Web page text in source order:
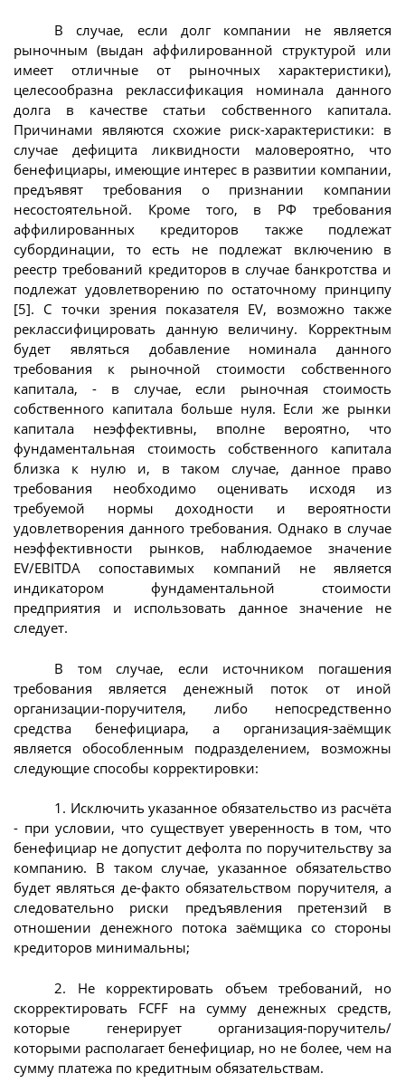
В случае, если долг компании не является
рыночным (выдан аффилированной структурой или
имеет отличные от рыночных характеристики),
целесообразна реклассификация номинала данного
долга в качестве статьи собственного капитала.
Причинами являются схожие риск-характеристики: в
случае дефицита ликвидности маловероятно, что
бенефициары, имеющие интерес в развитии компании,
предъявят требования о признании компании
несостоятельной. Кроме того, в РФ требования
аффилированных кредиторов также подлежат
субординации, то есть не подлежат включению в
реестр требований кредиторов в случае банкротства и
подлежат удовлетворению по остаточному принципу
[5]. С точки зрения показателя EV, возможно также
реклассифицировать данную величину. Корректным
будет являться добавление номинала данного
требования к рыночной стоимости собственного
капитала, - в случае, если рыночная стоимость
собственного капитала больше нуля. Если же рынки
капитала неэффективны, вполне вероятно, что
фундаментальная стоимость собственного капитала
близка к нулю и, в таком случае, данное право
требования необходимо оценивать исходя из
требуемой нормы доходности и вероятности
удовлетворения данного требования. Однако в случае
неэффективности рынков, наблюдаемое значение
EV/EBITDA сопоставимых компаний не является
индикатором фундаментальной стоимости
предприятия и использовать данное значение не
следует.
В том случае, если источником погашения
требования является денежный поток от иной
организации-поручителя, либо непосредственно
средства бенефициара, а организация-заёмщик
является обособленным подразделением, возможны
следующие способы корректировки:
1. Исключить указанное обязательство из расчёта
- при условии, что существует уверенность в том, что
бенефициар не допустит дефолта по поручительству за
компанию. В таком случае, указанное обязательство
будет являться де-факто обязательством поручителя, а
следовательно риски предъявления претензий в
отношении денежного потока заёмщика со стороны
кредиторов минимальны;
2. Не корректировать объем требований, но
скорректировать FCFF на сумму денежных средств,
которые генерирует организация-поручитель/
которыми располагает бенефициар, но не более, чем на
сумму платежа по кредитным обязательствам.